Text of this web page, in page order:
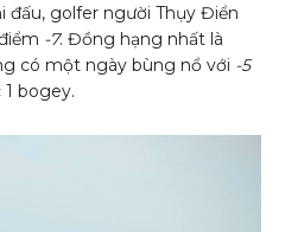
đấu, golfer người Thụy Điển
-7. Đồng hạng nhất là
có một ngày bùng nổ với -5
bogey.